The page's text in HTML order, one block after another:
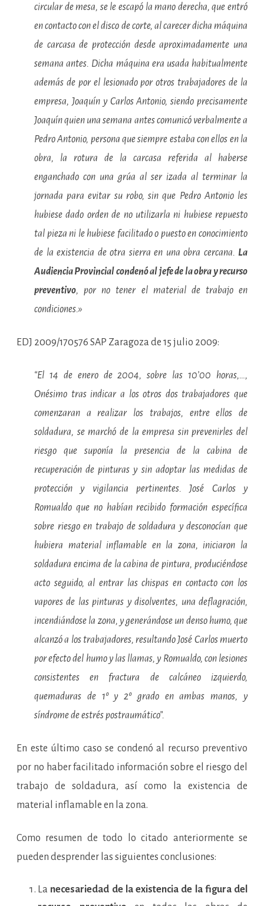
circular de mesa, se le escapó la mano derecha, que entró
en contacto con el disco de corte, al carecer dicha máquina
de carcasa de protección desde aproximadamente una
semana antes. Dicha máquina era usada habitualmente
además de por el lesionado por otros trabajadores de la
empresa, Joaquín y Carlos Antonio, siendo precisamente
Joaquín quien una semana antes comunicó verbalmente a
Pedro Antonio, persona que siempre estaba con ellos en la
obra, la rotura de la carcasa referida al haberse
enganchado con una grúa al ser izada al terminar la
jornada para evitar su robo, sin que Pedro Antonio les
hubiese dado orden de no utilizarla ni hubiese repuesto
tal pieza ni le hubiese facilitado o puesto en conocimiento
de la existencia de otra sierra en una obra cercana. La
Audiencia Provincial condenó al jefe de la obra y recurso
preventivo, por no tener el material de trabajo en
condiciones.»
EDJ 2009/170576 SAP Zaragoza de 15 julio 2009:
“El 14 de enero de 2004, sobre las 10’00 horas,…,
Onésimo tras indicar a los otros dos trabajadores que
comenzaran a realizar los trabajos, entre ellos de
soldadura, se marchó de la empresa sin prevenirles del
riesgo que suponía la presencia de la cabina de
recuperación de pinturas y sin adoptar las medidas de
protección y vigilancia pertinentes. José Carlos y
Romualdo que no habían recibido formación específica
sobre riesgo en trabajo de soldadura y desconocían que
hubiera material inflamable en la zona, iniciaron la
soldadura encima de la cabina de pintura, produciéndose
acto seguido, al entrar las chispas en contacto con los
vapores de las pinturas y disolventes, una deflagración,
incendiándose la zona, y generándose un denso humo, que
alcanzó a los trabajadores, resultando José Carlos muerto
por efecto del humo y las llamas, y Romualdo, con lesiones
consistentes en fractura de calcáneo izquierdo,
quemaduras de 1º y 2º grado en ambas manos, y
síndrome de estrés postraumático”.
En este último caso se condenó al recurso preventivo
por no haber facilitado información sobre el riesgo del
trabajo de soldadura, así como la existencia de
material inflamable en la zona.
Como resumen de todo lo citado anteriormente se
pueden desprender las siguientes conclusiones:
La necesariedad de la existencia de la figura del